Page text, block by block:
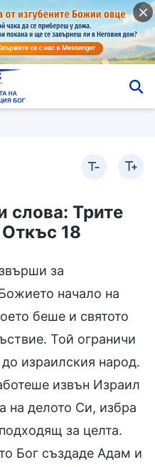
слова: Трите
18
за
начало на
беше и святото
Той ограничи
израилския народ.
извън Израил
на делото Си, избра
за целта.
Бог създаде Адам и